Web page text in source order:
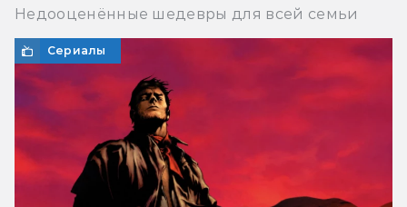
Недооценённые шедевры для всей семьи
Сериалы